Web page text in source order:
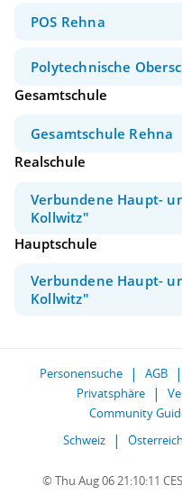
POS Rehna
Polytechnische
Gesamtschule
Gesamtschule Rehna
Realschule
Verbundene Haupt-
Kollwitz"
Hauptschule
Verbundene Haupt-
Kollwitz"
Personensuche AGB
Privatsphäre
Community
Schweiz
Österreich
© Thu Aug 06 21:10:11